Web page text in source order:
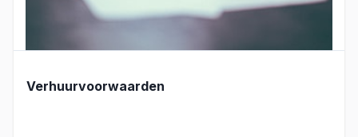
Verhuurvoorwaarden